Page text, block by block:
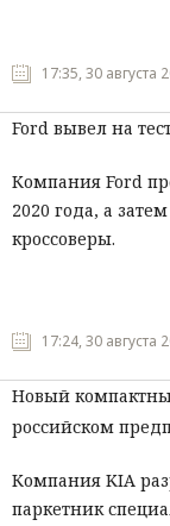
17:35, 30 августа
Ford вывел на
Компания Ford
2020 года, а
кроссоверы.
17:24, 30 августа
Новый
российском
Компания KIA
паркетник